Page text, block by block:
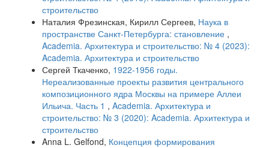
строительство
Наталия Фрезинская, Кирилл Сергеев, Наука в
пространстве Санкт-Петербурга: становление ,
Academia. Архитектура и строительство: № 4 (2023):
Academia. Архитектура и строительство
Сергей Ткаченко, 1922-1956 годы.
Нереализованные проекты развития центрального
композиционного ядра Москвы на примере Аллеи
Ильича. Часть 1 , Academia. Архитектура и
строительство: № 3 (2020): Academia. Архитектура и
строительство
Anna L. Gelfond, Концепция формирования